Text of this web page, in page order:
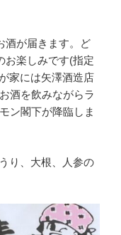
酒が届きます。ど
お楽しみです(指定
家には矢澤酒造店
酒を飲みながらラ
ン閣下が降臨しま
り、大根、人参の